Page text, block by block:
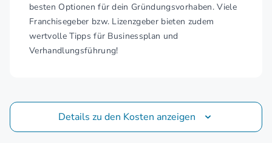
besten Optionen für dein Gründungsvorhaben. Viele
Franchisegeber bzw. Lizenzgeber bieten zudem
wertvolle Tipps für Businessplan und
Verhandlungsführung!
Details zu den Kosten anzeigen